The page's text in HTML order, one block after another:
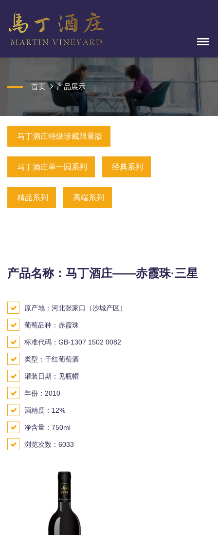
首页 产品展示
马丁酒庄特级珍藏限量版
马丁酒庄单一园系列 经典系列
精品系列 高端系列
产品名称：马丁酒庄——赤霞珠·三星
原产地：河北张家口（沙城产区）
葡萄品种：赤霞珠
标准代码：GB-1307 1502 0082
类型：干红葡萄酒
灌装日期：见瓶帽
年份：2010
酒精度：12%
净含量：750ml
浏览次数：6033